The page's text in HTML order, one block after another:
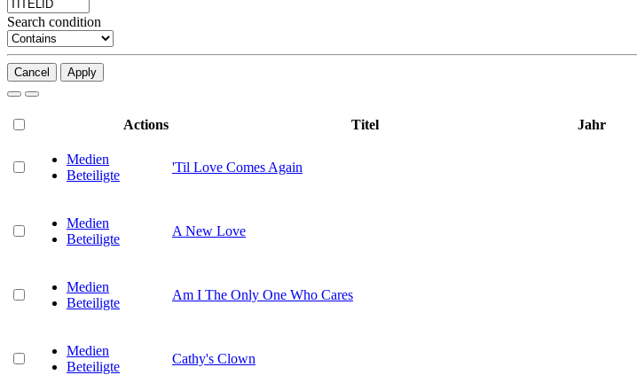
Search condition
Cancel Apply
Actions Titel Jahr
Medien
Beteiligte
'Til Love Comes Again
Medien
Beteiligte
A New Love
Medien
Beteiligte
Am I The Only One Who Cares
Medien
Beteiligte
Cathy's Clown